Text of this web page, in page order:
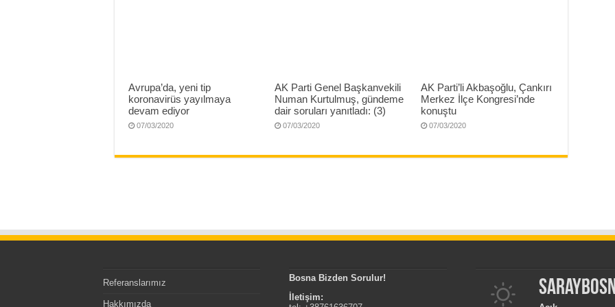
Avrupa’da, yeni tip
koronavirüs yayılmaya
devam ediyor
07/03/2020
AK Parti Genel Başkanvekili
Numan Kurtulmuş, gündeme
dair soruları yanıtladı: (3)
07/03/2020
AK Parti’li Akbaşoğlu, Çankırı
Merkez İlçe Kongresi’nde
konuştu
07/03/2020
Referanslarımız
Hakkımızda
Bosna Bizden Sorulur!
İletişim: